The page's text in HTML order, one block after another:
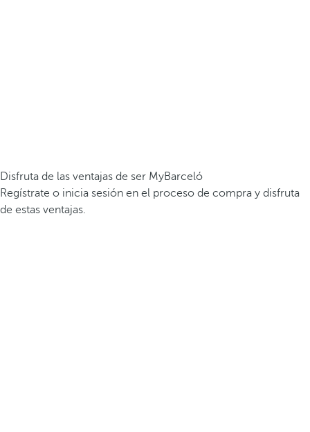
Disfruta de las ventajas de ser MyBarceló
Regístrate o inicia sesión en el proceso de compra y disfruta
de estas ventajas.